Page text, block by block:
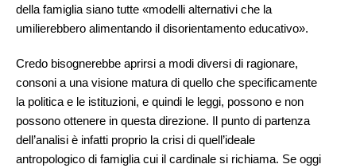
della famiglia siano tutte «modelli alternativi che la
umilierebbero alimentando il disorientamento educativo».
Credo bisognerebbe aprirsi a modi diversi di ragionare,
consoni a una visione matura di quello che specificamente
la politica e le istituzioni, e quindi le leggi, possono e non
possono ottenere in questa direzione. Il punto di partenza
dell’analisi è infatti proprio la crisi di quell’ideale
antropologico di famiglia cui il cardinale si richiama. Se oggi